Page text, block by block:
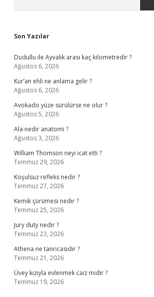
Son Yazılar
Dudullu ile Ayvalık arası kaç kilometredir ?
Ağustos 6, 2026
Kur’an ehli ne anlama gelir ?
Ağustos 6, 2026
Avokado yüze sürülürse ne olur ?
Ağustos 5, 2026
Ala nedir anatomi ?
Ağustos 3, 2026
William Thomson neyi icat etti ?
Temmuz 29, 2026
Koşulsuz refleks nedir ?
Temmuz 27, 2026
Kemik çürümesi nedir ?
Temmuz 25, 2026
Jury duty nedir ?
Temmuz 23, 2026
Athena ne tanricasıdır ?
Temmuz 21, 2026
Üvey kızıyla evlenmek caiz midir ?
Temmuz 19, 2026